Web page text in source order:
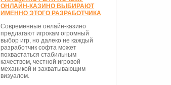
ОНЛАЙН-КАЗИНО ВЫБИРАЮТ
ИМЕННО ЭТОГО РАЗРАБОТЧИКА
Современные онлайн-казино
предлагают игрокам огромный
выбор игр, но далеко не каждый
разработчик софта может
похвастаться стабильным
качеством, честной игровой
механикой и захватывающим
визуалом.